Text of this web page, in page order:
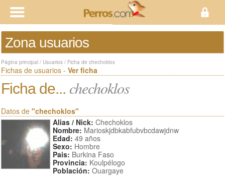
Zona usuarios
Página principal / Usuarios / Ficha de chechoklos
Fichas de usuarios - Ver ficha
Ficha de... chechoklos
Datos de "chechoklos"
Alias / Nick: Chechoklos
Nombre: Marioskjdbkabfubvbcdawjdnw
Edad: 49 años
Sexo: Hombre
Pais: Burkina Faso
Provincia: Koulpélogo
Población: Ouargaye